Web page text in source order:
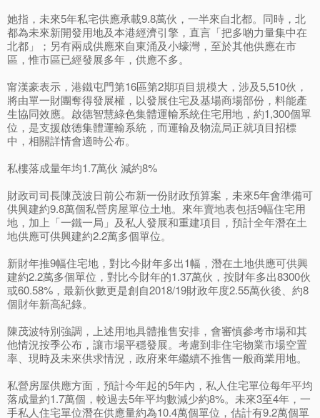
她指，未來5年私宅供應承載9.8萬伙，一半來自北都。同時，北
都為未來新開發用地及本港經濟引擎，直言「把多啲力量集中在
北都」；另有兩成供應來自東涌及小蠔灣，至於其他供應在市
區，惟市區已經發展多年，供應不多。
甯漢豪表示，港鐵屯門第16區第2期項目規模大，涉及5,510伙，
將由單一財團奪得發展權，以發展住宅及基場商場部份，料能產
生協同效應。啟德智慧綠色集體運輸系統住宅用地，約1,300個單
位，是支援啟德集體運輸系統，而運輸及物流局正就項目招標
中，相關詳情會適時公布。
私樓落成量年均1.7萬伙 減約8%
財政司司長陳茂波日前公布新一份財政預算案，未來5年會準備可
供興建約9.8萬個私營房屋單位土地。來年賣地表包括9幅住宅用
地，加上「一鐵一局」及私人發展和重建項目，預計全年潛在土
地供應可供興建約2.2萬多個單位。
新財年推9幅住宅地，對比今財年多出1幅，潛在土地供應可供興
建約2.2萬多個單位，對比今財年的1.37萬伙，按財年多出8300伙
或60.58%，最新伙數更是創自2018/19財政年度2.55萬伙後、約8
個財年新高紀錄。
陳茂波特別強調，上述用地具體推售安排，會審慎參考市場和其
他情況按季公布，讓市場平穩發展。考慮到非住宅物業市場空置
率、現時及未來供求情況，政府來年繼續不推售一般商業用地。
私營房屋供應方面，預計今年起的5年內，私人住宅單位每年平均
落成量約1.7萬個，較過去5年平均數減少約8%。未來3至4年，一
手私人住宅單位潛在供應量約為10.4萬個單位，估計有9.2萬個單